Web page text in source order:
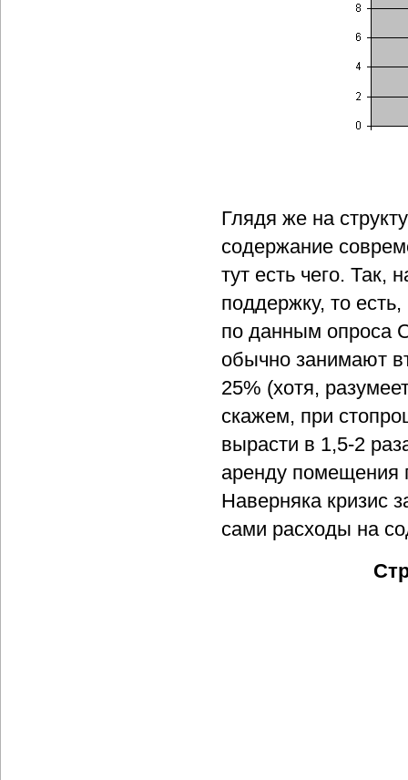
Глядя же на
содержание
тут есть чего. Так,
поддержку, то
по данным опроса
обычно занимают
25% (хотя,
скажем, при
вырасти в 1,5-2
аренду помещения
Наверняка кризис
сами расходы на